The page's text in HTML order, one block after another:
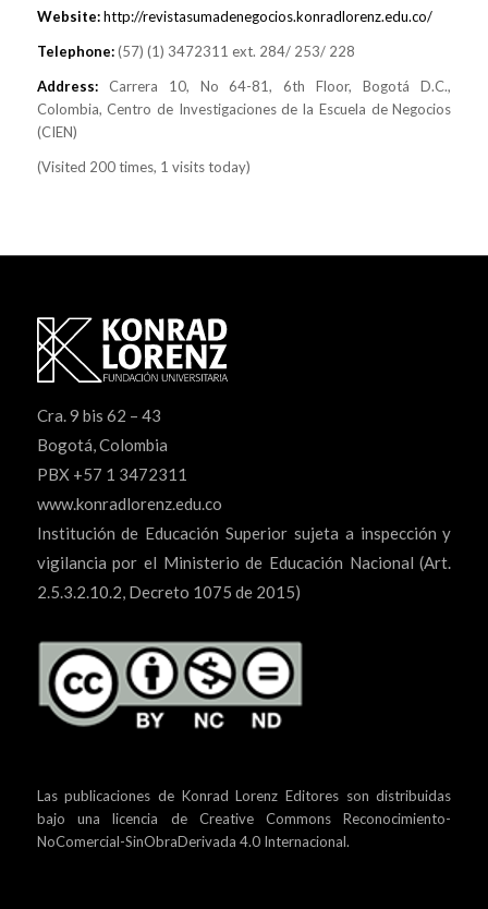
Website: http://revistasumadenegocios.konradlorenz.edu.co/
Telephone:(57) (1) 3472311 ext. 284/ 253/ 228
Address:Carrera 10, No 64-81, 6th Floor, Bogotá D.C.,
Colombia, Centro de Investigaciones de la Escuela de Negocios
(CIEN)
(Visited 200 times, 1 visits today)
Cra. 9 bis 62 – 43
Bogotá, Colombia
PBX +57 1 3472311
www.konradlorenz.edu.co
Institución de Educación Superior sujeta a inspección y
vigilancia por el Ministerio de Educación Nacional (Art.
2.5.3.2.10.2, Decreto 1075 de 2015)
Las publicaciones de Konrad Lorenz Editores son distribuidas
bajo unalicencia de Creative Commons Reconocimiento-
NoComercial-SinObraDerivada 4.0 Internacional.